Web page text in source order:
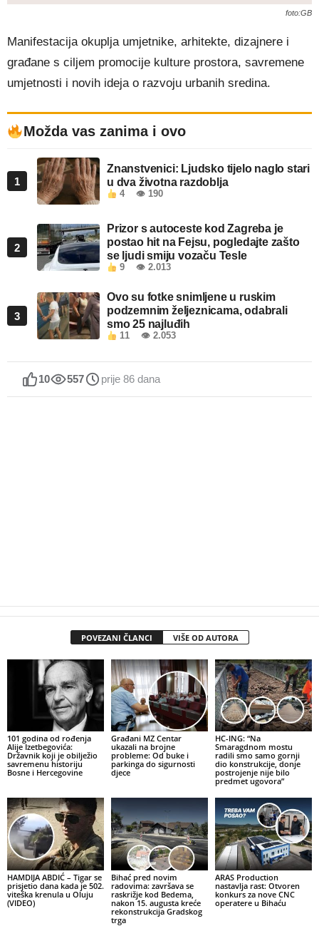
foto:GB
Manifestacija okuplja umjetnike, arhitekte, dizajnere i
građane s ciljem promocije kulture prostora, savremene
umjetnosti i novih ideja o razvoju urbanih sredina.
Možda vas zanima i ovo
1
Znanstvenici: Ljudsko tijelo naglo stari
u dva životna razdoblja
4 👁 190
2
Prizor s autoceste kod Zagreba je
postao hit na Fejsu, pogledajte zašto
se ljudi smiju vozaču Tesle
9 👁 2.013
3
Ovo su fotke snimljene u ruskim
podzemnim željeznicama, odabrali
smo 25 najluđih
11 👁 2.053
10 557 prije 86 dana
POVEZANI ČLANCI VIŠE OD AUTORA
101 godina od rođenja
Alije Izetbegovića:
Državnik koji je obilježio
savremenu historiju
Bosne i Hercegovine
Građani MZ Centar
ukazali na brojne
probleme: Od buke i
parkinga do sigurnosti
djece
HC-ING: “Na
Smaragdnom mostu
radili smo samo gornji
dio konstrukcije, donje
postrojenje nije bilo
predmet ugovora”
HAMDIJA ABDIĆ – Tigar se
prisjetio dana kada je 502.
viteška krenula u Oluju
(VIDEO)
Bihać pred novim
radovima: završava se
raskrižje kod Bedema,
nakon 15. augusta kreće
rekonstrukcija Gradskog
trga
ARAS Production
nastavlja rast: Otvoren
konkurs za nove CNC
operatere u Bihaću